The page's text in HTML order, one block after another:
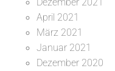
April 2021
März 2021
Januar 2021
Dezember 2020